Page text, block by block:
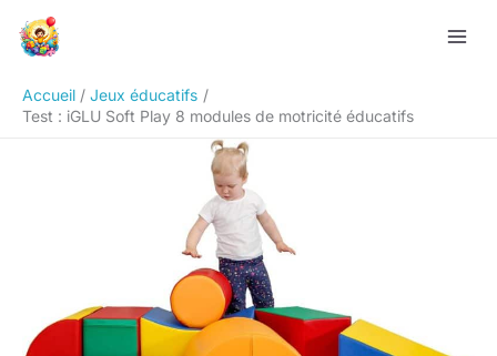
Accueil
Jeux éducatifs
Test : iGLU Soft Play 8 modules de motricité éducatifs
Rechercher